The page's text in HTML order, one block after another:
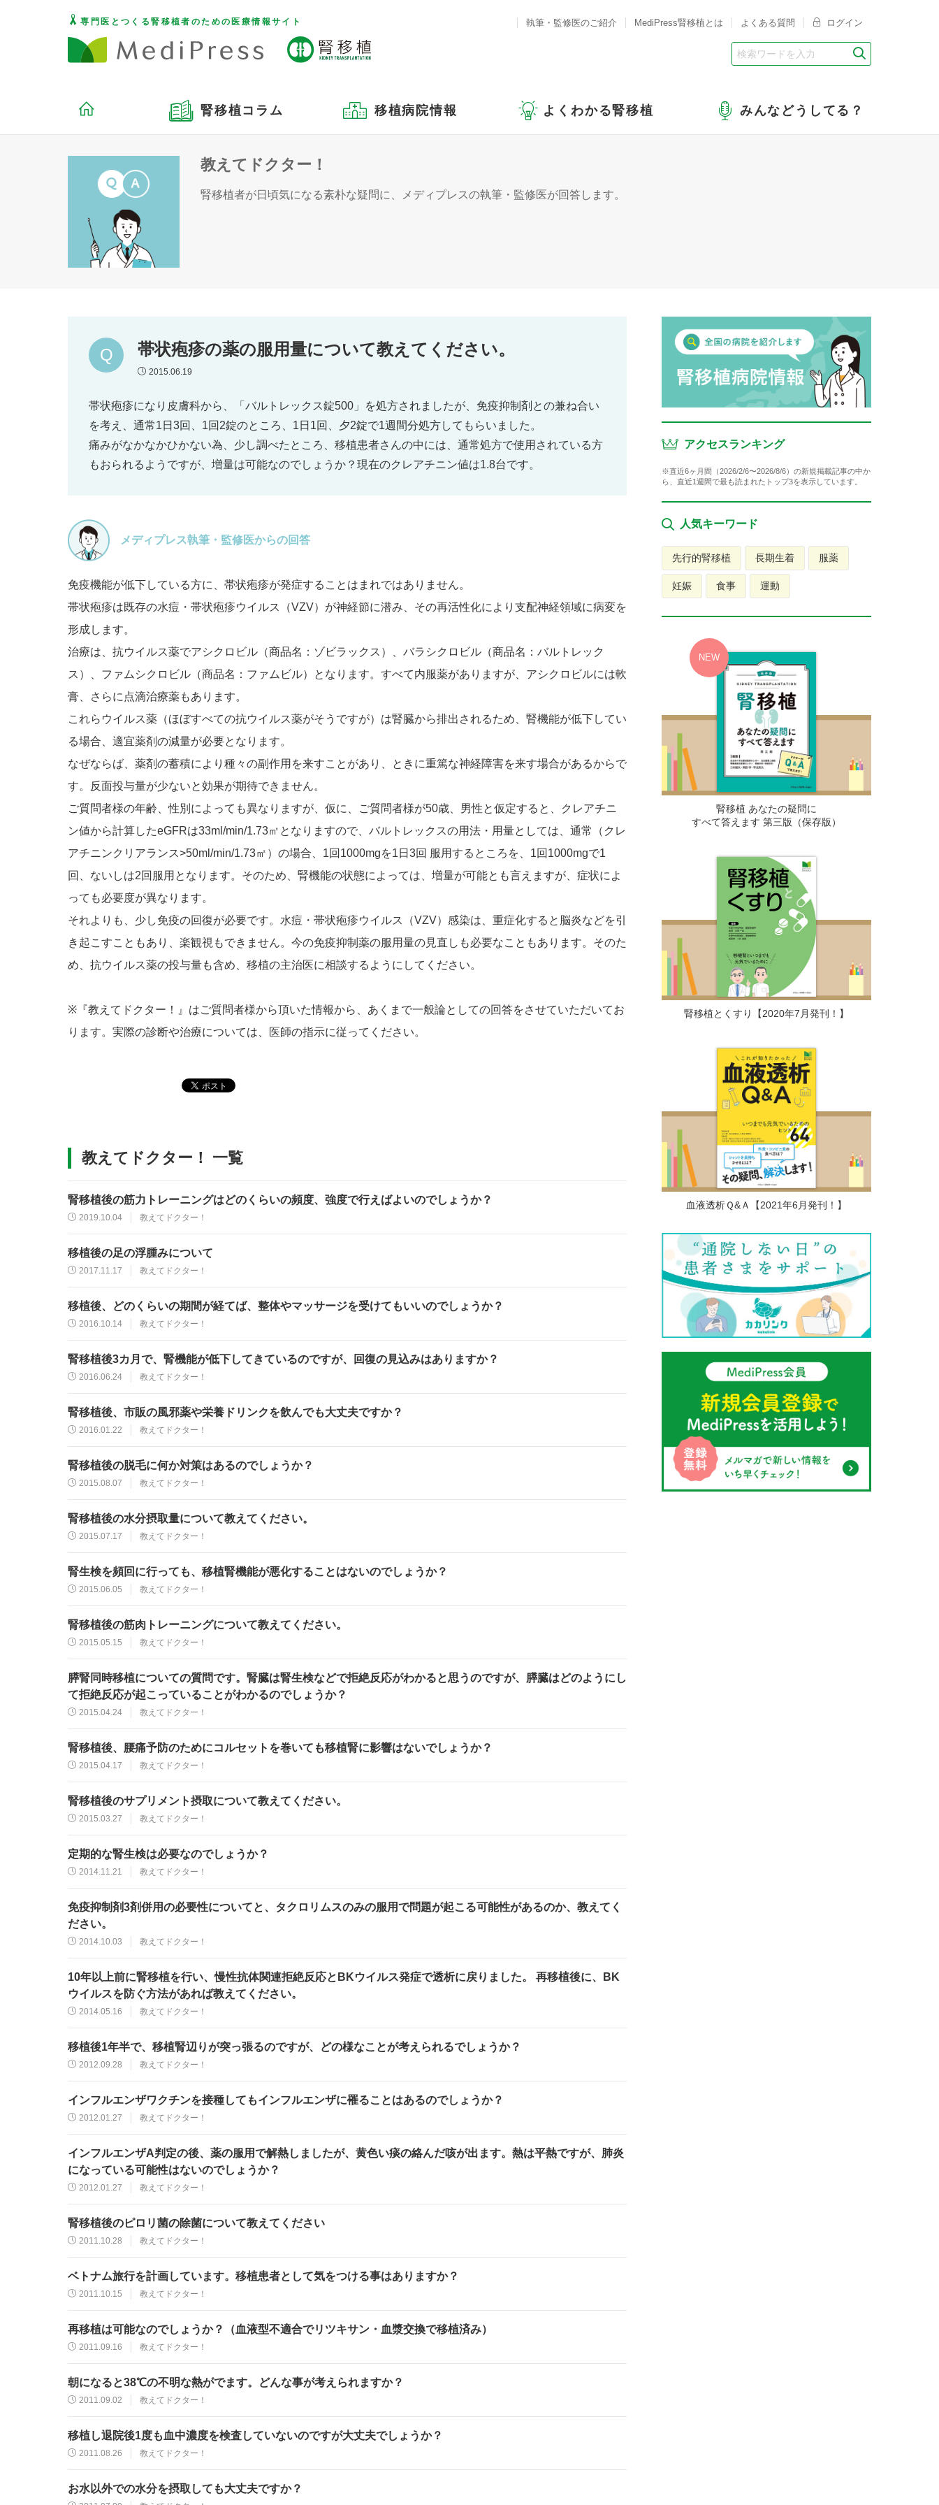
専門医とつくる腎移植者のための医療情報サイト
腎移植コラム 移植病院情報 よくわかる腎移植 みんなどうしてる？
執筆・監修医のご紹介 MediPress腎移植とは よくある質問 ログイン
教えてドクター！
腎移植者が日頃気になる素朴な疑問に、メディプレスの執筆・監修医が回答します。
帯状疱疹の薬の服用量について教えてください。
2015.06.19
帯状疱疹になり皮膚科から、「バルトレックス錠500」を処方されましたが、免疫抑制剤との兼ね合い
を考え、通常1日3回、1回2錠のところ、1日1回、夕2錠で1週間分処方してもらいました。
痛みがなかなかひかない為、少し調べたところ、移植患者さんの中には、通常処方で使用されている方
もおられるようですが、増量は可能なのでしょうか？現在のクレアチニン値は1.8台です。
メディプレス執筆・監修医からの回答
免疫機能が低下している方に、帯状疱疹が発症することはまれではありません。
帯状疱疹は既存の水痘・帯状疱疹ウイルス（VZV）が神経節に潜み、その再活性化により支配神経領域に病変を
形成します。
治療は、抗ウイルス薬でアシクロビル（商品名：ゾビラックス）、バラシクロビル（商品名：バルトレック
ス）、ファムシクロビル（商品名：ファムビル）となります。すべて内服薬がありますが、アシクロビルには軟
膏、さらに点滴治療薬もあります。
これらウイルス薬（ほぼすべての抗ウイルス薬がそうですが）は腎臓から排出されるため、腎機能が低下してい
る場合、適宜薬剤の減量が必要となります。
なぜならば、薬剤の蓄積により種々の副作用を来すことがあり、ときに重篤な神経障害を来す場合があるからで
す。反面投与量が少ないと効果が期待できません。
ご質問者様の年齢、性別によっても異なりますが、仮に、ご質問者様が50歳、男性と仮定すると、クレアチニ
ン値から計算したeGFRは33ml/min/1.73㎡となりますので、バルトレックスの用法・用量としては、通常（クレ
アチニンクリアランス>50ml/min/1.73㎡）の場合、1回1000mgを1日3回 服用するところを、1回1000mgで1
回、ないしは2回服用となります。そのため、腎機能の状態によっては、増量が可能とも言えますが、症状によ
っても必要度が異なります。
それよりも、少し免疫の回復が必要です。水痘・帯状疱疹ウイルス（VZV）感染は、重症化すると脳炎などを引
き起こすこともあり、楽観視もできません。今の免疫抑制薬の服用量の見直しも必要なこともあります。そのた
め、抗ウイルス薬の投与量も含め、移植の主治医に相談するようにしてください。
※『教えてドクター！』はご質問者様から頂いた情報から、あくまで一般論としての回答をさせていただいてお
ります。実際の診断や治療については、医師の指示に従ってください。
教えてドクター！ 一覧
腎移植後の筋力トレーニングはどのくらいの頻度、強度で行えばよいのでしょうか？
2019.10.04 教えてドクター！
移植後の足の浮腫みについて
2017.11.17 教えてドクター！
移植後、どのくらいの期間が経てば、整体やマッサージを受けてもいいのでしょうか？
2016.10.14 教えてドクター！
腎移植後3カ月で、腎機能が低下してきているのですが、回復の見込みはありますか？
2016.06.24 教えてドクター！
腎移植後、市販の風邪薬や栄養ドリンクを飲んでも大丈夫ですか？
2016.01.22 教えてドクター！
腎移植後の脱毛に何か対策はあるのでしょうか？
2015.08.07 教えてドクター！
腎移植後の水分摂取量について教えてください。
2015.07.17 教えてドクター！
腎生検を頻回に行っても、移植腎機能が悪化することはないのでしょうか？
2015.06.05 教えてドクター！
腎移植後の筋肉トレーニングについて教えてください。
2015.05.15 教えてドクター！
膵腎同時移植についての質問です。腎臓は腎生検などで拒絶反応がわかると思うのですが、膵臓はどのようにし
て拒絶反応が起こっていることがわかるのでしょうか？
2015.04.24 教えてドクター！
腎移植後、腰痛予防のためにコルセットを巻いても移植腎に影響はないでしょうか？
2015.04.17 教えてドクター！
腎移植後のサプリメント摂取について教えてください。
2015.03.27 教えてドクター！
定期的な腎生検は必要なのでしょうか？
2014.11.21 教えてドクター！
免疫抑制剤3剤併用の必要性についてと、タクロリムスのみの服用で問題が起こる可能性があるのか、教えてく
ださい。
2014.10.03 教えてドクター！
10年以上前に腎移植を行い、慢性抗体関連拒絶反応とBKウイルス発症で透析に戻りました。 再移植後に、BK
ウイルスを防ぐ方法があれば教えてください。
2014.05.16 教えてドクター！
移植後1年半で、移植腎辺りが突っ張るのですが、どの様なことが考えられるでしょうか？
2012.09.28 教えてドクター！
インフルエンザワクチンを接種してもインフルエンザに罹ることはあるのでしょうか？
2012.01.27 教えてドクター！
インフルエンザA判定の後、薬の服用で解熱しましたが、黄色い痰の絡んだ咳が出ます。熱は平熱ですが、肺炎
になっている可能性はないのでしょうか？
2012.01.27 教えてドクター！
腎移植後のピロリ菌の除菌について教えてください
2011.10.28 教えてドクター！
ベトナム旅行を計画しています。移植患者として気をつける事はありますか？
2011.10.15 教えてドクター！
再移植は可能なのでしょうか？（血液型不適合でリツキサン・血漿交換で移植済み）
2011.09.16 教えてドクター！
朝になると38℃の不明な熱がでます。どんな事が考えられますか？
2011.09.02 教えてドクター！
移植し退院後1度も血中濃度を検査していないのですが大丈夫でしょうか？
2011.08.26 教えてドクター！
お水以外での水分を摂取しても大丈夫ですか？
アクセスランキング
※直近6ヶ月間（2026/2/6〜2026/8/6）の新規掲載記事の中か
ら、直近1週間で最も読まれたトップ3を表示しています。
人気キーワード
先行的腎移植 長期生着 服薬
妊娠 食事 運動
腎移植 あなたの疑問に
すべて答えます 第三版（保存版）
腎移植とくすり【2020年7月発刊！】
血液透析Ｑ&Ａ【2021年6月発刊！】